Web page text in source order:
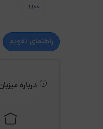
1،100
راهنمای تقویم
درباره میزبان